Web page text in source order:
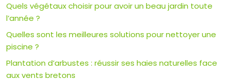
Quels végétaux choisir pour avoir un beau jardin toute
l’année ?
Quelles sont les meilleures solutions pour nettoyer une
piscine ?
Plantation d’arbustes : réussir ses haies naturelles face
aux vents bretons